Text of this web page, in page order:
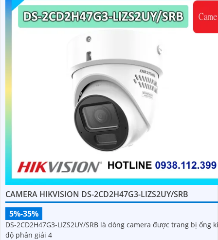
CAMERA HIKVISION DS-2CD2H47G3-LIZS2UY/SRB
5%-35%
DS-2CD2H47G3-LIZS2UY/SRB là dòng camera được trang bị ống
độ phân giải 4